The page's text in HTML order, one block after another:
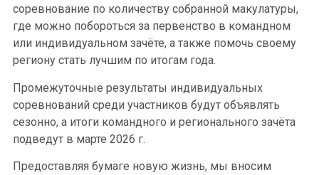
соревнование по количеству собранной макулатуры,
где можно побороться за первенство в командном
или индивидуальном зачёте, а также помочь своему
региону стать лучшим по итогам года.
Промежуточные результаты индивидуальных
соревнований среди участников будут объявлять
сезонно, а итоги командного и регионального зачёта
подведут в марте 2026 г.
Предоставляя бумаге новую жизнь, мы вносим